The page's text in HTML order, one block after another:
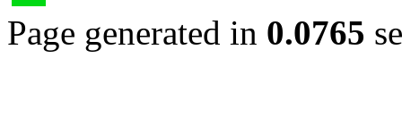
Page generated in 0.0765